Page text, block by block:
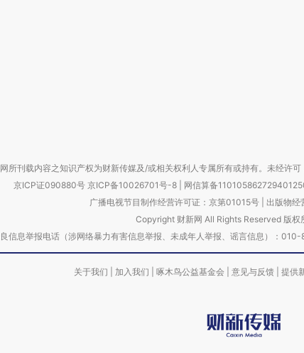
所刊载内容之知识产权为财新传媒及/或相关权利人专属所有或持有。未经许
京ICP证090880号 京ICP备10026701号-8 网信算备
广播电视节目制作经营许可证：京第01015号| 出版物经
Copyright 财新网 All Rights Reserved 版权
信息举报电话（涉网络暴力有害信息举报、未成年人举报、谣言信息）：
关于我们 加入我们 啄木鸟公益基金会 意见与反馈 提供